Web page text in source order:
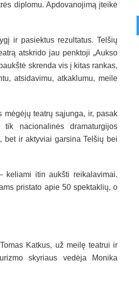
diplomu. Apdovanojimą įteikė
ir pasiektus rezultatus. Telšių
atskrido jau penktoji „Aukso
skrenda vis į kitas rankas,
atsidavimu, atkaklumu, meile
teatrų sąjunga, ir, pasak
nacionalinės dramaturgijos
bet ir aktyviai garsina Telšių bei
keliami itin aukšti reikalavimai.
pristato apie 50 spektaklių, o
Katkus, už meilę teatrui ir
skyriaus vedėja Monika